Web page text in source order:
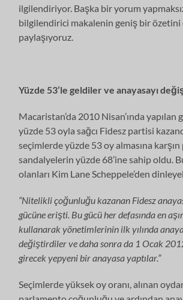
ilgilendiriyor. Başka bir yorum
bilgilendirici makalenin geniş bir özetini
paylaşıyoruz.
Yüzde 53’le geldiler ve anayasayı
Macaristan’da 2010 Nisan’ında yapılan
yüzde 53 oyla sağcı Fidesz partisi
seçimlerde yüzde 53 oy almasına
sandalyelerin yüzde 68’ine sahip oldu.
olanları Kim Lane Scheppele’den
“Nitelikli çoğunluğu kazanan Fidesz
gücüne erişti. Bu gücü her defasında en
kullanarak yönetimlerinin ilk yılında
değiştirdiler ve daha sonra da 1 Ocak
girecek yepyeni bir anayasa yaptılar.”
Seçimlerde yüksek oy oranı, alınan